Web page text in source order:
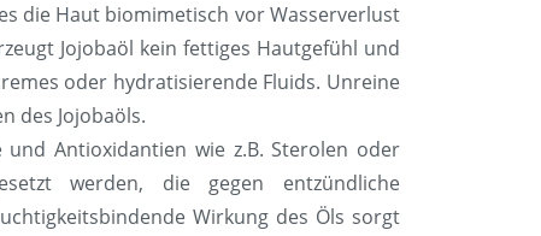
die Haut biomimetisch vor Wasserverlust
Jojobaöl kein fettiges Hautgefühl und
oder hydratisierende Fluids. Unreine
des Jojobaöls.
Antioxidantien wie z.B. Sterolen oder
werden, die gegen entzündliche
Wirkung des Öls sorgt